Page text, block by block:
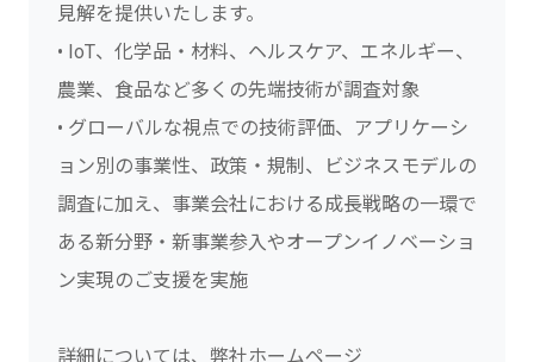
見解を提供いたします。
• IoT、化学品・材料、ヘルスケア、エネルギー、
農業、食品など多くの先端技術が調査対象
• グローバルな視点での技術評価、アプリケーシ
ョン別の事業性、政策・規制、ビジネスモデルの
調査に加え、事業会社における成長戦略の一環で
ある新分野・新事業参入やオープンイノベーショ
ン実現のご支援を実施
詳細については、弊社ホームページ